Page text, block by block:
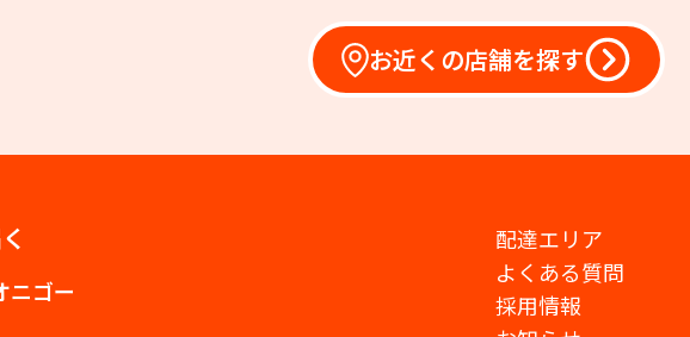
お近くの店舗を探す
ニゴー
配達エリア
よくある質問
採用情報